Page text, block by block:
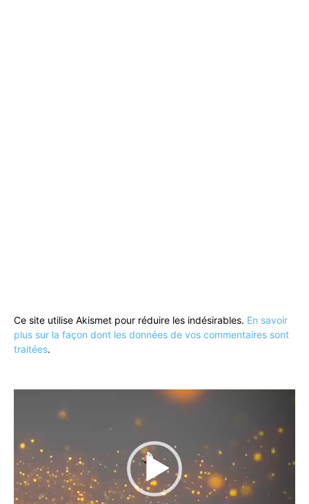
Ce site utilise Akismet pour réduire les indésirables. En savoir
plus sur la façon dont les données de vos commentaires sont
traitées.